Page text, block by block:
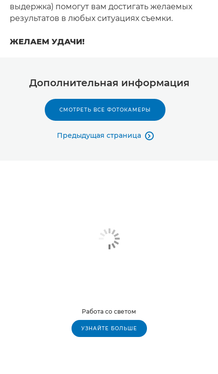
выдержка) помогут вам достигать желаемых
результатов в любых ситуациях съемки.
ЖЕЛАЕМ УДАЧИ!
Дополнительная информация
СМОТРЕТЬ ВСЕ ФОТОКАМЕРЫ
Предыдущая страница 
Работа со светом
УЗНАЙТЕ БОЛЬШЕ